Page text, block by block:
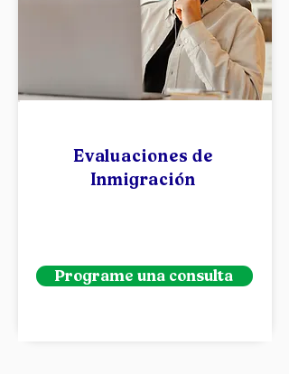
Evaluaciones de
Inmigración
Programe una consulta